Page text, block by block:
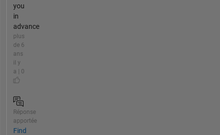
you
in
advance
plus
de 6
ans
il y
a | 0
Réponse
apportée
Find